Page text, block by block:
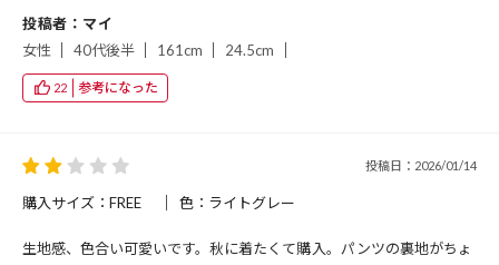
投稿者：マイ
女性
40代後半 161cm 24.5cm
22 参考になった
投稿日：2026/01/14
購入サイズ：FREE 色：ライトグレー
生地感、色合い可愛いです。秋に着たくて購入。パンツの裏地がちょ